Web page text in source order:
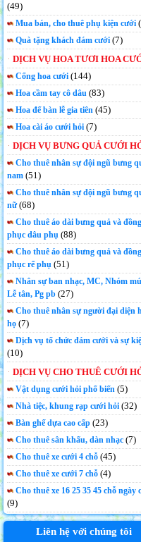
(49)
Mua bán, cho thuê phụ kiện cưới
Quà tặng khách đám cưới (7)
DỊCH VỤ HOA TƯƠI HOA
Cổng hoa cưới (144)
Hoa cầm tay cô dâu(83)
Hoa để bàn lễ gia tiên (45)
Hoa cài áo cưới hỏi (7)
DỊCH VỤ BƯNG QUẢ CƯỚI
Cho thuê nhân sự đội ngũ bưng
nam (51)
Cho thuê nhân sự đội ngũ bưng
nữ(68)
Cho thuê áo dài bưng quả và đồng
phục dâu phụ (88)
Cho thuê áo dài bưng quả và đồng
phục rể phụ (51)
Nhân sự ban nhạc, MC, Nhóm
Lễ tân, Pg pb (27)
Cho thuê nhân sự người đại diện
họ (7)
Dịch vụ tổ chức đám cưới và sự
(10)
DỊCH VỤ CHO THUÊ CƯỚI
Vật dụng cưới hỏi phổ biến (5)
Nhà tiệc, khung rạp cưới hỏi (32)
Bàn ghế dựa cao cấp (23)
Cho thuê sân khấu, dàn nhạc (7)
Cho thuê xe cưới 4 chỗ (45)
Cho thuê xe cưới 7 chỗ (4)
Cho thuê xe 16 25 35 45 chỗ ngày
(9)
Liên hệ với chúng tôi